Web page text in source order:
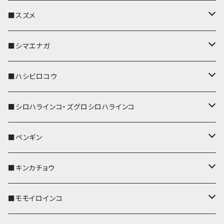
リール付きストラップ
リールのみ
ストラップ付
IDカードホルダー
キーケース
名刺入れ・カードケース
コインケース
メガネケース
ポシェット・バッグ
パスケース
リール付きストラップ
リールのみ
ストラップ付
キーケース
名刺入れ・カードケース
メガネケース
IDカードホルダー
ポシェット・バッグ
キーホルダー
パスケース
IDカードホルダー
リール付きストラップ
リールのみ
ストラップ付
キーケース
名刺入れ・カードケース
ポシェット・バッグ
キーカバー
キーホルダー
パスケース
リール付きストラップ
リールのみ
ストラップ付
メガネケース
コインケース
IDカードホルダー
■スズメ
キーカバー
キーホルダー
パスケース
リール付きストラップ
リールのみ
ストラップ付
IDカードホルダー
メガネケース
■シマエナガ
キーカバー
キーホルダー
パスケース
IDカードホルダー
リール付きストラップ
■ハシビロコウ
キーカバー
キーホルダー
リール付きストラップ
リールのみ
レザートレイ
■シロハラインコ・ズグロシロハラインコ
キーカバー
キーホルダー
リール付きストラップ
■ペンギン
キーカバー
キーホルダー
■キンカチョウ
キーカバー
■モモイロインコ